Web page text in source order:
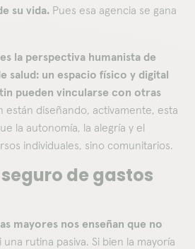
su vida. Pues esa agencia se gana
la perspectiva humanista de
salud: un espacio físico y digital
pueden vincularse con otras
están diseñando, activamente, esta
la autonomía, la alegría y el
individuales, sino comunitarios.
de gastos
mayores nos enseñan que no
una rutina pasiva. Si bien la mayoría